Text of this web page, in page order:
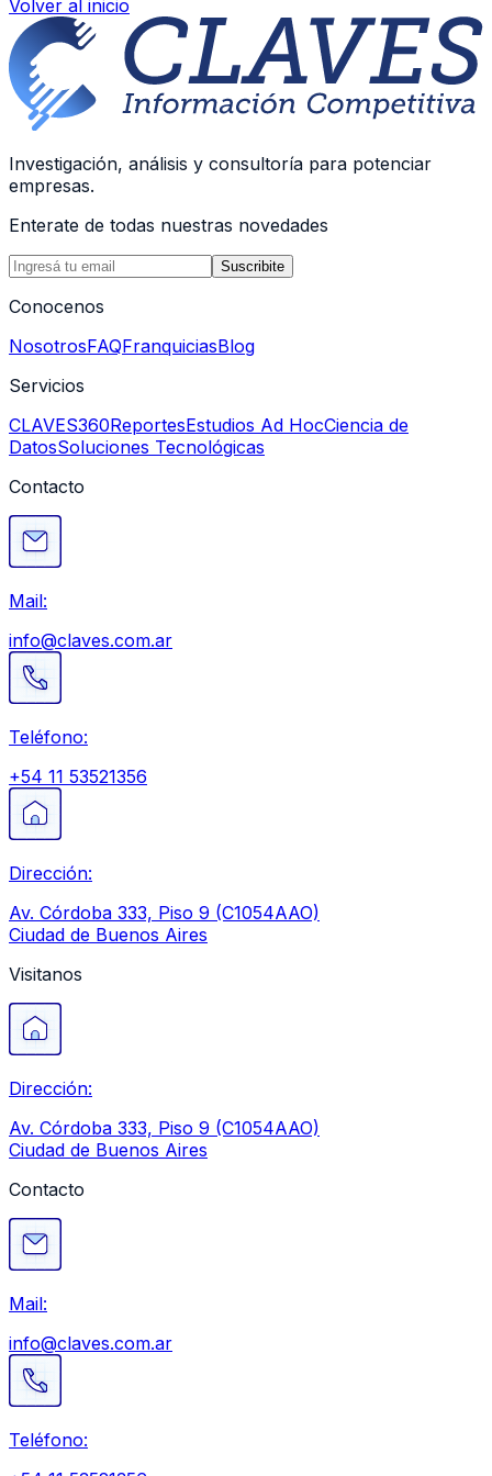
Volver al inicio
Investigación, análisis y consultoría para potenciar
empresas.
Enterate de todas nuestras novedades
Suscribite
Conocenos
NosotrosFAQFranquiciasBlog
Servicios
CLAVES360ReportesEstudios Ad HocCiencia de
DatosSoluciones Tecnológicas
Contacto
Mail:
info@claves.com.ar
Teléfono:
+54 11 53521356
Dirección:
Av. Córdoba 333, Piso 9 (C1054AAO)
Ciudad de Buenos Aires
Visitanos
Dirección:
Av. Córdoba 333, Piso 9 (C1054AAO)
Ciudad de Buenos Aires
Contacto
Mail:
info@claves.com.ar
Teléfono: